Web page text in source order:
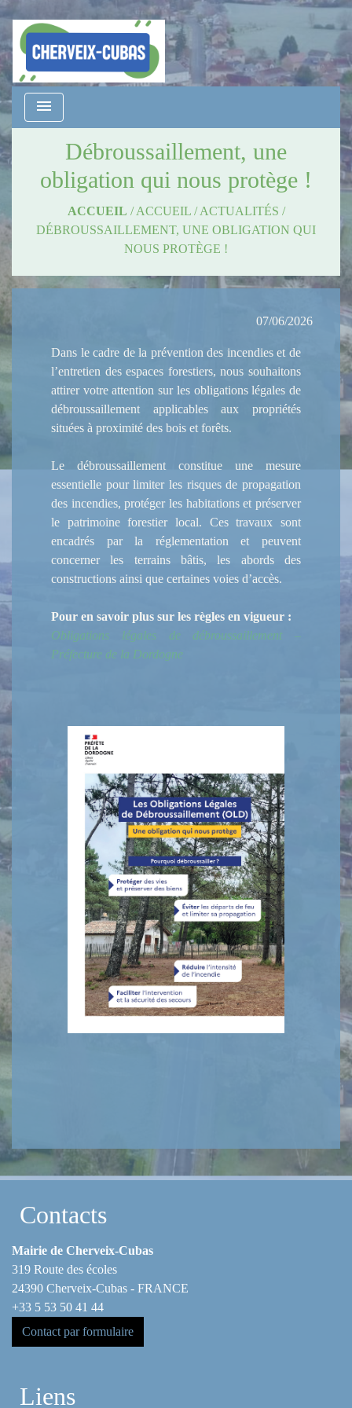
menu
Débroussaillement, une
obligation qui nous protège !
ACCUEIL /ACCUEIL/ACTUALITÉS /
DÉBROUSSAILLEMENT, UNE OBLIGATION QUI
NOUS PROTÈGE !
07/06/2026
Dans le cadre de la prévention des incendies et de
l’entretien des espaces forestiers, nous souhaitons
attirer votre attention sur les obligations légales de
débroussaillement applicables aux propriétés
situées à proximité des bois et forêts.
Le débroussaillement constitue une mesure
essentielle pour limiter les risques de propagation
des incendies, protéger les habitations et préserver
le patrimoine forestier local. Ces travaux sont
encadrés par la réglementation et peuvent
concerner les terrains bâtis, les abords des
constructions ainsi que certaines voies d’accès.
Pour en savoir plus sur les règles en vigueur :
Obligations légales de débroussaillement –
Préfecture de la Dordogne
Contacts
Mairie de Cherveix-Cubas
319 Route des écoles
24390 Cherveix-Cubas - FRANCE
+33 5 53 50 41 44
Contact par formulaire
Liens